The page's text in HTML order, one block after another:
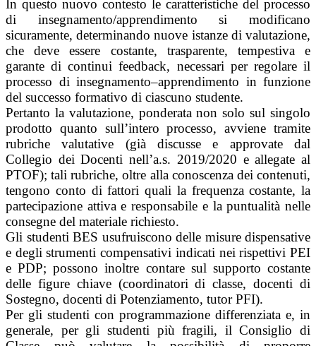
In questo nuovo contesto le caratteristiche del processo
di insegnamento/apprendimento si modificano
sicuramente, determinando nuove istanze di valutazione,
che deve essere costante, trasparente, tempestiva e
garante di continui feedback, necessari per regolare il
processo di insegnamento–apprendimento in funzione
del successo formativo di ciascuno studente.
Pertanto la valutazione, ponderata non solo sul singolo
prodotto quanto sull’intero processo, avviene tramite
rubriche valutative (già discusse e approvate dal
Collegio dei Docenti nell’a.s. 2019/2020 e allegate al
PTOF); tali rubriche, oltre alla conoscenza dei contenuti,
tengono conto di fattori quali la frequenza costante, la
partecipazione attiva e responsabile e la puntualità nelle
consegne del materiale richiesto.
Gli studenti BES usufruiscono delle misure dispensative
e degli strumenti compensativi indicati nei rispettivi PEI
e PDP; possono inoltre contare sul supporto costante
delle figure chiave (coordinatori di classe, docenti di
Sostegno, docenti di Potenziamento, tutor PFI).
Per gli studenti con programmazione differenziata e, in
generale, per gli studenti più fragili, il Consiglio di